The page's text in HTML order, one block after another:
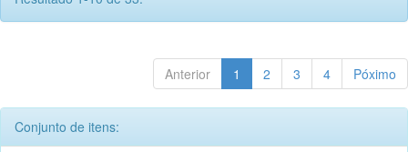
Anterior 1 2 3 4 Póximo
Conjunto de itens: